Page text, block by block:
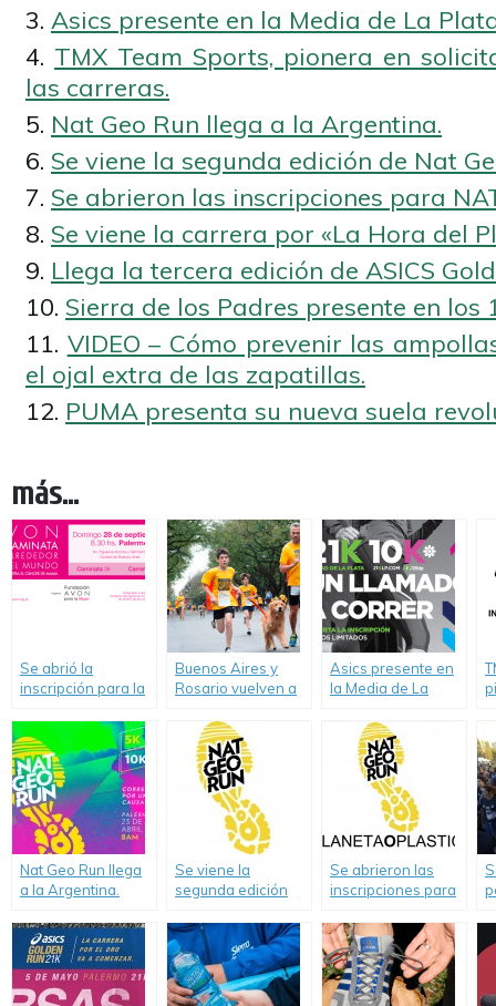
Asics presente en la Media de La
TMX Team Sports, pionera en
las carreras.
Nat Geo Run llega a la Argentina.
Se viene la segunda edición de Nat
Se abrieron las inscripciones para
Se viene la carrera por «La Hora del
Llega la tercera edición de ASICS
Sierra de los Padres presente en los
VIDEO – Cómo prevenir las
el ojal extra de las zapatillas.
PUMA presenta su nueva suela
más...
Se abrió la
inscripción para la
contra el Cáncer
de Mama.
Buenos Aires y
Rosario vuelven a
mascotas.
Asics presente en
la Media de La
Nat Geo Run llega
a la Argentina.
Se viene la
segunda edición
Se abrieron las
inscripciones para
2019.